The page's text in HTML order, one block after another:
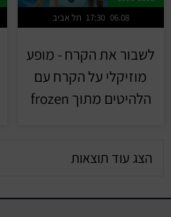
תל אביב 17:30 06.08
לשבור את הקרח - מופע
מוזיקלי על הקרח עם
הלהיטים מתוך frozen
הצג עוד תוצאות